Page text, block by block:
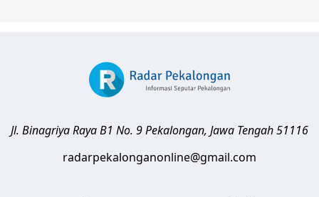
Jl. Binagriya Raya B1 No. 9Pekalongan, Jawa Tengah51116
radarpekalonganonline@gmail.com